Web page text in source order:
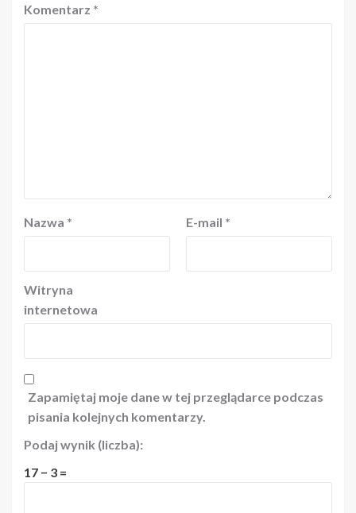
Komentarz *
Nazwa * E-mail *
Witryna
internetowa
Zapamiętaj moje dane w tej przeglądarce podczas
pisania kolejnych komentarzy.
Podaj wynik (liczba):
17 − 3 =